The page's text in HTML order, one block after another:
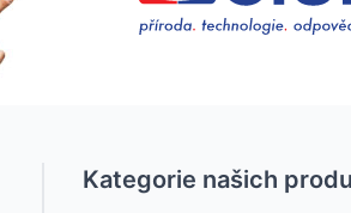
Kategorie našich